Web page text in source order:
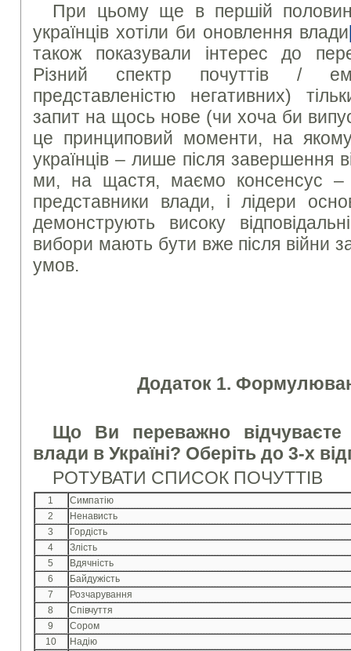
При цьому ще в першій
українців хотіли би оновлення влади
також показували інтерес до
Різний спектр почуттів /
представленістю негативних)
запит на щось нове (чи хоча би
це принциповий моменти, на
українців – лише після завершення
ми, на щастя, маємо консенсус –
представники влади, і лідери
демонструють високу
вибори мають бути вже після війни
умов.
Додаток 1.
Що Ви переважно відчуваєте
влади в Україні? Оберіть до 3-х
РОТУВАТИ СПИСОК ПОЧУТТІВ
1
Симпатію
2
Ненависть
3
Гордість
4
Злість
5
Вдячність
6
Байдужість
7
Розчарування
8
Співчуття
9
Сором
10
Надію